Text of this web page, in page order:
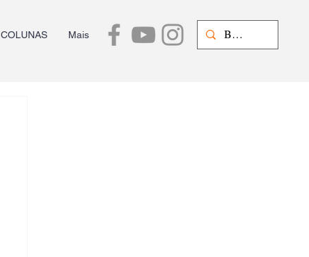
COLUNAS Mais